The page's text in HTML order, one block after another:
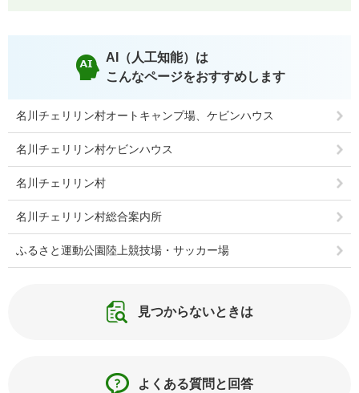
AI（人工知能）は
こんなページをおすすめします
名川チェリリン村オートキャンプ場、ケビンハウス
名川チェリリン村ケビンハウス
名川チェリリン村
名川チェリリン村総合案内所
ふるさと運動公園陸上競技場・サッカー場
見つからないときは
よくある質問と回答